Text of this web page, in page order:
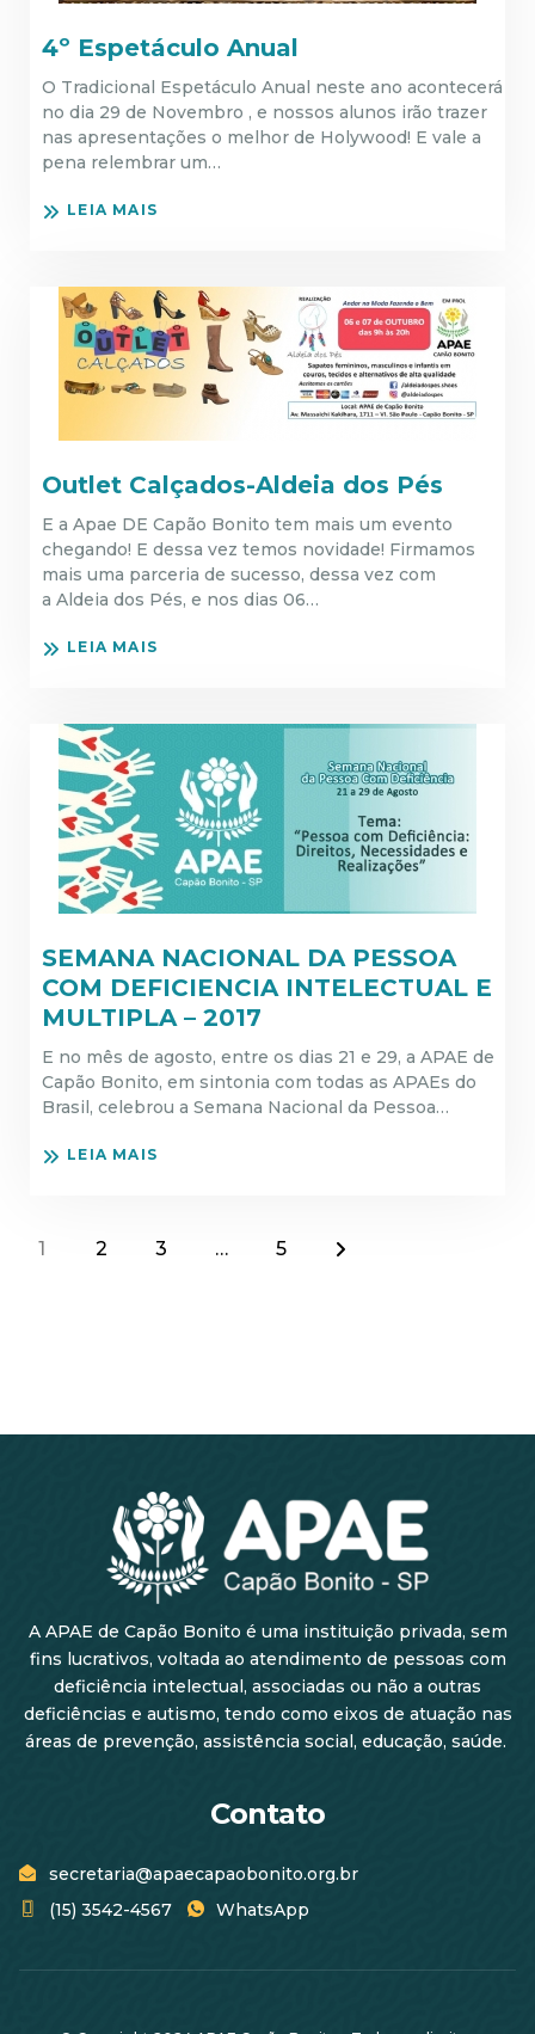
4º Espetáculo Anual
O Tradicional Espetáculo Anual neste ano acontecerá
no dia 29 de Novembro , e nossos alunos irão trazer
nas apresentações o melhor de Holywood! E vale a
pena relembrar um…
LEIA MAIS
Outlet Calçados-Aldeia dos Pés
E a Apae DE Capão Bonito tem mais um evento
chegando! E dessa vez temos novidade! Firmamos
mais uma parceria de sucesso, dessa vez com
a Aldeia dos Pés, e nos dias 06…
LEIA MAIS
SEMANA NACIONAL DA PESSOA
COM DEFICIENCIA INTELECTUAL E
MULTIPLA – 2017
E no mês de agosto, entre os dias 21 e 29, a APAE de
Capão Bonito, em sintonia com todas as APAEs do
Brasil, celebrou a Semana Nacional da Pessoa…
LEIA MAIS
1 2 3 … 5
A APAE de Capão Bonito é uma instituição privada, sem
fins lucrativos, voltada ao atendimento de pessoas com
deficiência intelectual, associadas ou não a outras
deficiências e autismo, tendo como eixos de atuação nas
áreas de prevenção, assistência social, educação, saúde.
Contato
secretaria@apaecapaobonito.org.br
(15) 3542-4567
WhatsApp